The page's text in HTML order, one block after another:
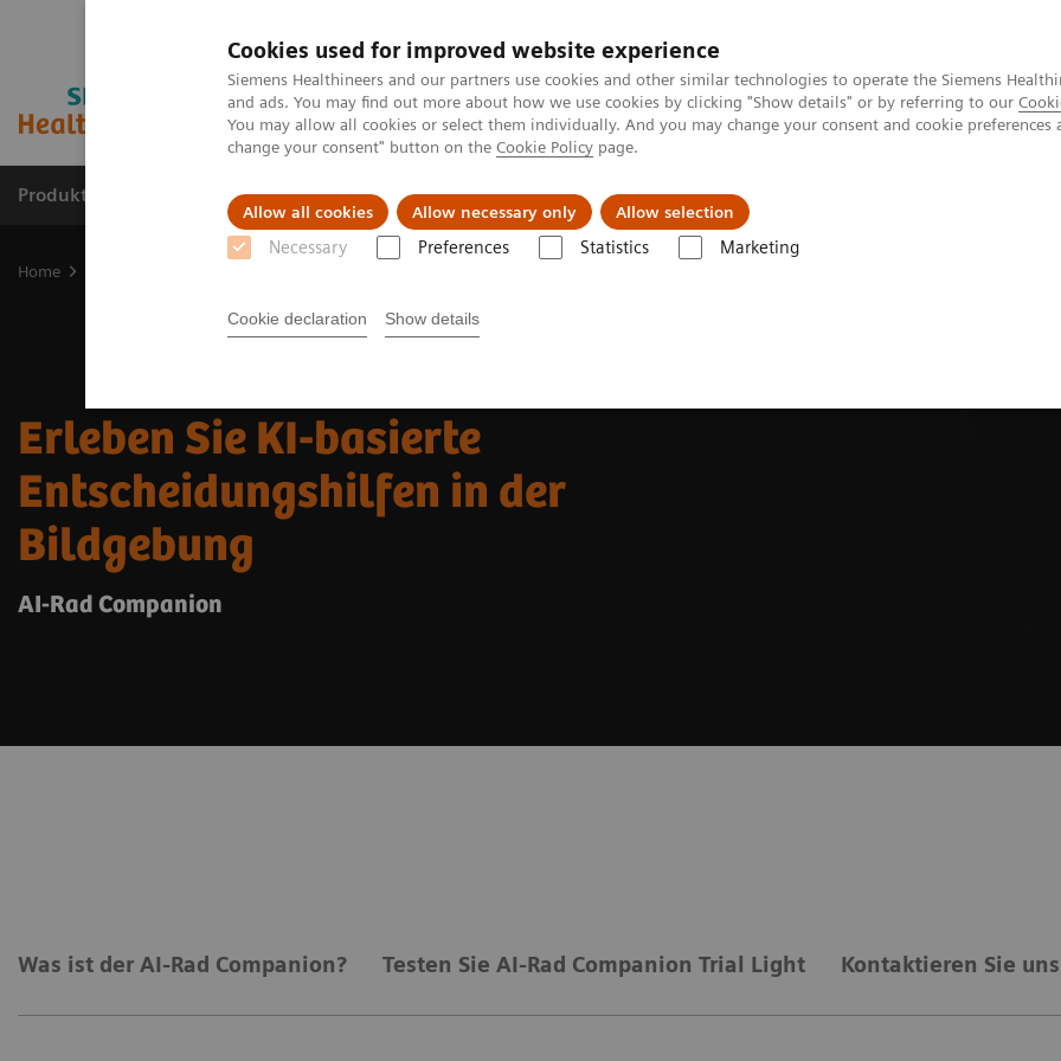
Cookies used for improved website experience
Siemens Healthineers and our partners use cookies and other similar technologies to operate the Siemens
and ads. You may find out more about how we use cookies by clicking "Show details" or by referring to our
You may allow all cookies or select them individually. And you may change your consent and cookie
change your consent" button on the Cookie Policy page.
Allow all cookies Allow necessary only Allow selection
Necessary Preferences Statistics Marketing
Cookie declaration Show details
Produkte & Services Fachbereiche News & Events Über uns
Home
Erleben Sie KI-basierte
Entscheidungshilfen in der
Bildgebung
AI-Rad Companion
Was ist der AI-Rad Companion? Testen Sie AI-Rad Companion Trial Light Kontaktieren Sie